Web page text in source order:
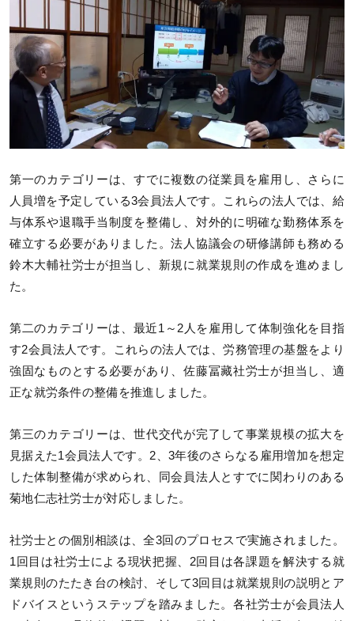
第一のカテゴリーは、すでに複数の従業員を雇用し、さらに
人員増を予定している3会員法人です。これらの法人では、給
与体系や退職手当制度を整備し、対外的に明確な勤務体系を
確立する必要がありました。法人協議会の研修講師も務める
鈴木大輔社労士が担当し、新規に就業規則の作成を進めまし
た。
第二のカテゴリーは、最近1～2人を雇用して体制強化を目指
す2会員法人です。これらの法人では、労務管理の基盤をより
強固なものとする必要があり、佐藤冨藏社労士が担当し、適
正な就労条件の整備を推進しました。
第三のカテゴリーは、世代交代が完了して事業規模の拡大を
見据えた1会員法人です。2、3年後のさらなる雇用増加を想定
した体制整備が求められ、同会員法人とすでに関わりのある
菊地仁志社労士が対応しました。
社労士との個別相談は、全3回のプロセスで実施されました。
1回目は社労士による現状把握、2回目は各課題を解決する就
業規則のたたき台の検討、そして3回目は就業規則の説明とア
ドバイスというステップを踏みました。各社労士が会員法人